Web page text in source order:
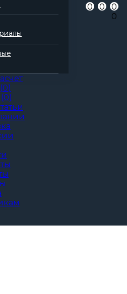
(0)
(0)
0 0
0
0
для укрытия
помещений